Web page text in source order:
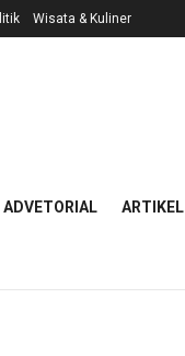
Wisata & Kuliner
ADVETORIAL ARTIKEL